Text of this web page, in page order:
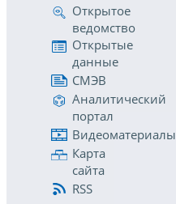
Открытое
ведомство
Открытые
данные
СМЭВ
Аналитический
портал
Видеоматериалы
Карта
сайта
RSS